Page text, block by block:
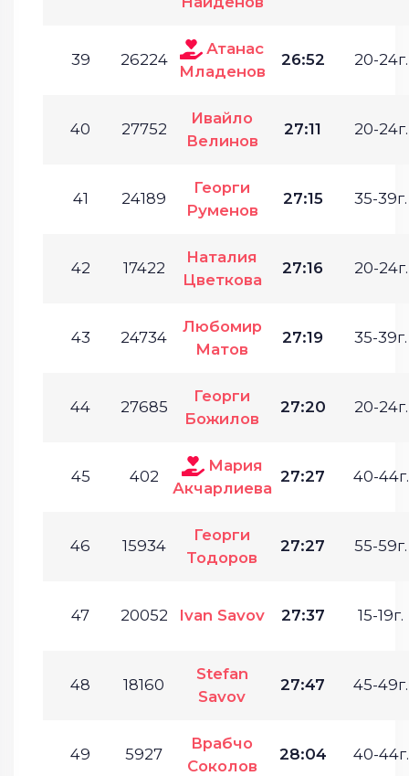
39 26224
Атанас
Младенов
26:52 20-24г.
40 27752
Ивайло
Велинов
27:11 20-24г.
41 24189
Георги
Руменов
27:15 35-39г.
42 17422
Наталия
Цветкова
27:16 20-24г.
43 24734
Любомир
Матов
27:19 35-39г.
44 27685
Георги
Божилов
27:20 20-24г.
45 402
Мария
Акчарлиева
27:27 40-44г.
46 15934
Георги
Тодоров
27:27 55-59г.
47 20052 Ivan Savov 27:37 15-19г.
48 18160
Stefan
Savov
27:47 45-49г.
49 5927
Врабчо
Соколов
28:04 40-44г.